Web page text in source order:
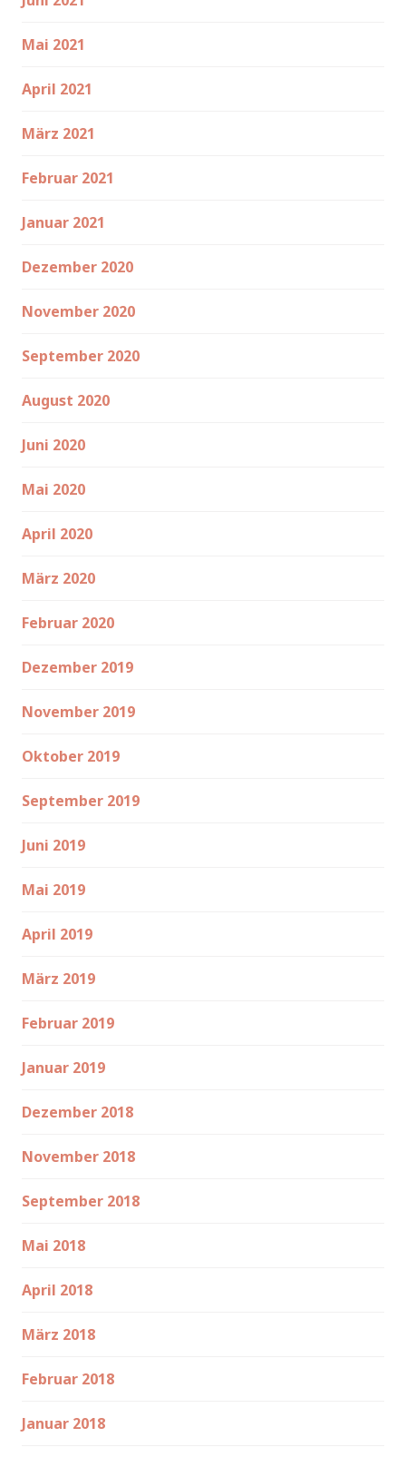
Mai 2021
April 2021
März 2021
Februar 2021
Januar 2021
Dezember 2020
November 2020
September 2020
August 2020
Juni 2020
Mai 2020
April 2020
März 2020
Februar 2020
Dezember 2019
November 2019
Oktober 2019
September 2019
Juni 2019
Mai 2019
April 2019
März 2019
Februar 2019
Januar 2019
Dezember 2018
November 2018
September 2018
Mai 2018
April 2018
März 2018
Februar 2018
Januar 2018